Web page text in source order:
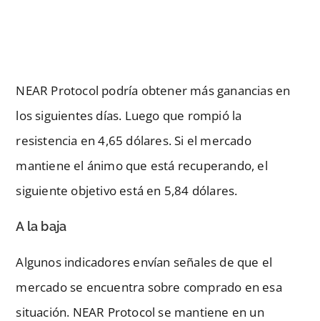
NEAR Protocol podría obtener más ganancias en
los siguientes días. Luego que rompió la
resistencia en 4,65 dólares. Si el mercado
mantiene el ánimo que está recuperando, el
siguiente objetivo está en 5,84 dólares.
A la baja
Algunos indicadores envían señales de que el
mercado se encuentra sobre comprado en esa
situación. NEAR Protocol se mantiene en un